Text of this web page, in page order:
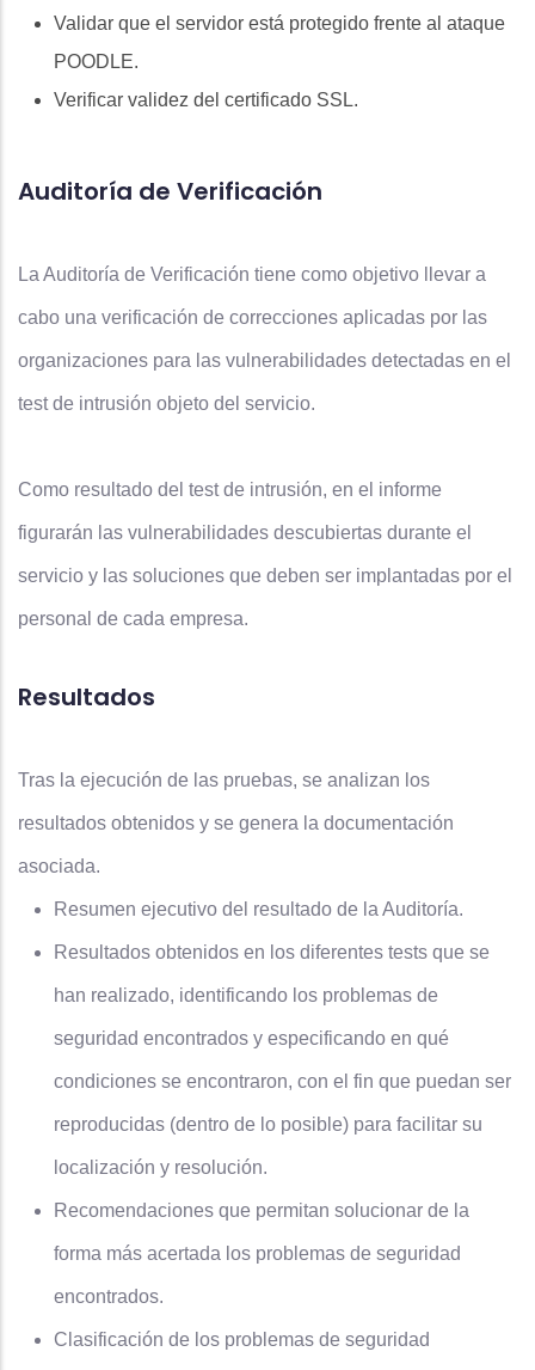
Validar que el servidor está protegido frente al ataque
POODLE.
Verificar validez del certificado SSL.
Auditoría de Verificación
La Auditoría de Verificación tiene como objetivo llevar a
cabo una verificación de correcciones aplicadas por las
organizaciones para las vulnerabilidades detectadas en el
test de intrusión objeto del servicio.
Como resultado del test de intrusión, en el informe
figurarán las vulnerabilidades descubiertas durante el
servicio y las soluciones que deben ser implantadas por el
personal de cada empresa.
Resultados
Tras la ejecución de las pruebas, se analizan los
resultados obtenidos y se genera la documentación
asociada.
Resumen ejecutivo del resultado de la Auditoría.
Resultados obtenidos en los diferentes tests que se
han realizado, identificando los problemas de
seguridad encontrados y especificando en qué
condiciones se encontraron, con el fin que puedan ser
reproducidas (dentro de lo posible) para facilitar su
localización y resolución.
Recomendaciones que permitan solucionar de la
forma más acertada los problemas de seguridad
encontrados.
Clasificación de los problemas de seguridad